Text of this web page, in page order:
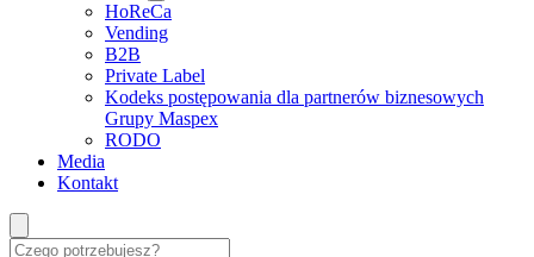
HoReCa
Vending
B2B
Private Label
Kodeks postępowania dla partnerów biznesowych
Grupy Maspex
RODO
Media
Kontakt